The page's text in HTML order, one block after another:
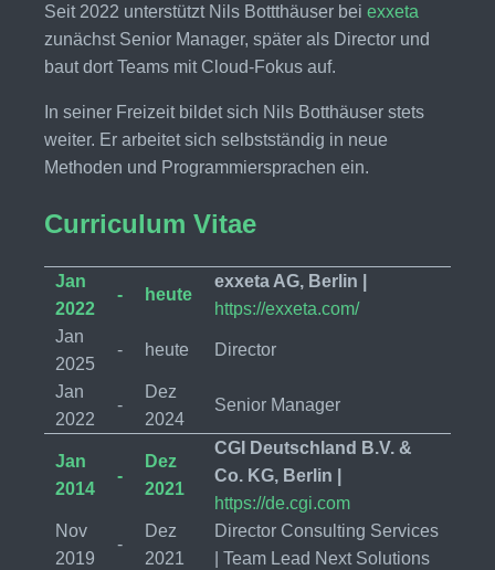
Seit 2022 unterstützt Nils Bottthäuser bei exxeta
zunächst Senior Manager, später als Director und
baut dort Teams mit Cloud-Fokus auf.
In seiner Freizeit bildet sich Nils Botthäuser stets
weiter. Er arbeitet sich selbstständig in neue
Methoden und Programmiersprachen ein.
Curriculum Vitae
Jan
2022
- heute
exxeta AG, Berlin |
https://exxeta.com/
Jan
2025
- heute Director
Jan
2022
-
Dez
2024
Senior Manager
Jan
2014
-
Dez
2021
CGI Deutschland B.V. &
Co. KG, Berlin |
https://de.cgi.com
Nov
2019
-
Dez
2021
Director Consulting Services
| Team Lead Next Solutions